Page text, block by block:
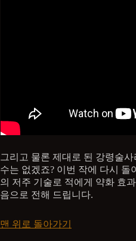
그리고 물론 제대로 된 강령술
수는 없겠죠? 이번 작에 다시 돌
의 저주 기술로 적에게 약화 효
음으로 전해 드립니다.
맨 위로 돌아가기